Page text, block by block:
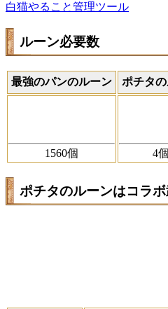
白猫やること管理ツール
ルーン必要数
最強のパンのルーン ポチタ
1560個 4個
ポチタのルーンはコラ